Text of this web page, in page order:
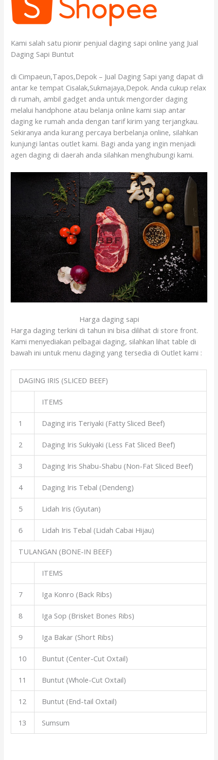
Kami salah satu pionir penjual daging sapi online yang Jual
Daging Sapi Buntut
di Cimpaeun,Tapos,Depok – Jual Daging Sapi yang dapat di
antar ke tempat Cisalak,Sukmajaya,Depok. Anda cukup relax
di rumah, ambil gadget anda untuk mengorder daging
melalui handphone atau belanja online kami siap antar
daging ke rumah anda dengan tarif kirim yang terjangkau.
Sekiranya anda kurang percaya berbelanja online, silahkan
kunjungi lantas outlet kami. Bagi anda yang ingin menjadi
agen daging di daerah anda silahkan menghubungi kami.
Harga daging sapi
Harga daging terkini di tahun ini bisa dilihat di store front.
Kami menyediakan pelbagai daging, silahkan lihat table di
bawah ini untuk menu daging yang tersedia di Outlet kami :
DAGING IRIS (SLICED BEEF)
ITEMS
1 Daging iris Teriyaki (Fatty Sliced Beef)
2 Daging Iris Sukiyaki (Less Fat Sliced Beef)
3 Daging Iris Shabu-Shabu (Non-Fat Sliced Beef)
4 Daging Iris Tebal (Dendeng)
5 Lidah Iris (Gyutan)
6 Lidah Iris Tebal (Lidah Cabai Hijau)
TULANGAN (BONE-IN BEEF)
ITEMS
7 Iga Konro (Back Ribs)
8 Iga Sop (Brisket Bones Ribs)
9 Iga Bakar (Short Ribs)
10 Buntut (Center-Cut Oxtail)
11 Buntut (Whole-Cut Oxtail)
12 Buntut (End-tail Oxtail)
13 Sumsum